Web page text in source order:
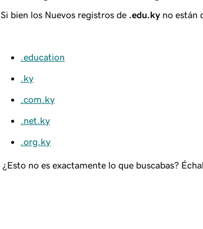
Si bien los Nuevos registros de .edu.kyno están
.education
.ky
.com.ky
.net.ky
.org.ky
¿Esto no es exactamente lo que buscabas?